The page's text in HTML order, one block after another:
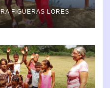
FIGUERAS LORES